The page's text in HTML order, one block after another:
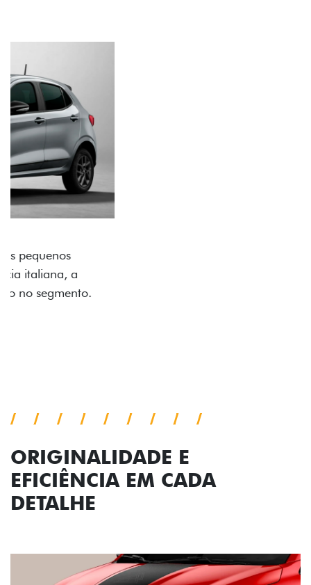
A flag italiana e o novo logo Fiat também aparecem
no interior do carro, que possui acabamento
impecável e detalhes escurecidos.
ORIGINALIDADE E
EFICIÊNCIA EM CADA
DETALHE